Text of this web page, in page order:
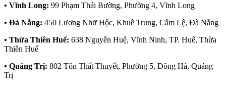
• Vĩnh Long: 99 Phạm Thái Bường, Phường 4, Vĩnh Long
• Đà Nẵng: 450 Lương Nhữ Hộc, Khuê Trung, Cẩm Lệ, Đà Nẵng
• Thừa Thiên Huế: 638 Nguyễn Huệ, Vĩnh Ninh, TP. Huế, Thừa
Thiên Huế
• Quảng Trị: 802 Tôn Thất Thuyết, Phường 5, Đông Hà, Quảng
Trị